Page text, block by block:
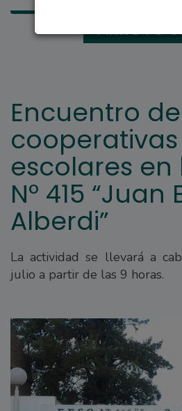
ARROYO
Encuentro de
cooperativas
escolares en
Nº 415 “Juan
Alberdi”
La actividad se llevará a
julio a partir de las 9 horas.